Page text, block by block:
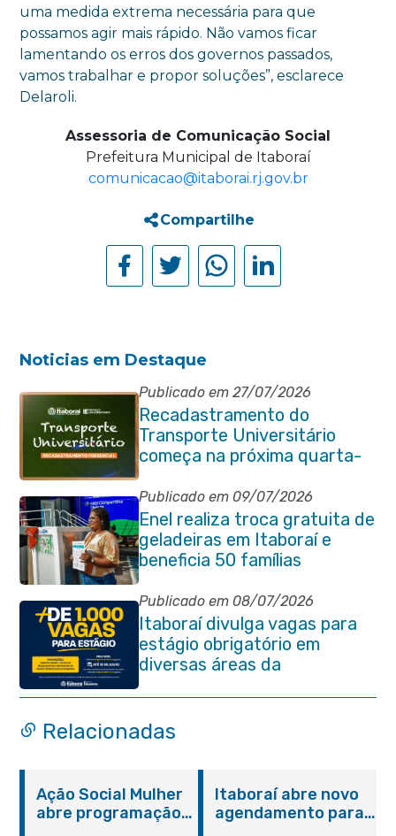
uma medida extrema necessária para que
possamos agir mais rápido. Não vamos ficar
lamentando os erros dos governos passados,
vamos trabalhar e propor soluções”, esclarece
Delaroli.
Assessoria de Comunicação Social
Prefeitura Municipal de Itaboraí
comunicacao@itaborai.rj.gov.br
Compartilhe
Noticias em Destaque
Publicado em 27/07/2026
Recadastramento do
Transporte Universitário
começa na próxima quarta-
feira (29/07)
Publicado em 09/07/2026
Enel realiza troca gratuita de
geladeiras em Itaboraí e
beneficia 50 famílias
Publicado em 08/07/2026
Itaboraí divulga vagas para
estágio obrigatório em
diversas áreas da
administração pública
Relacionadas
Ação Social Mulher
abre programação
Itaboraí abre novo
agendamento para